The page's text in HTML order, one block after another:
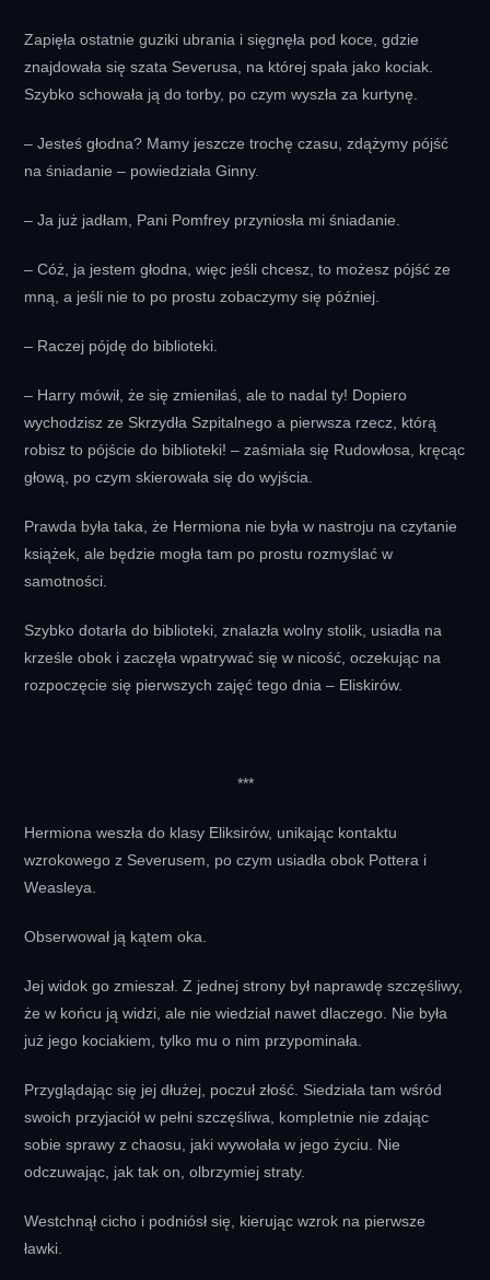
Zapięła ostatnie guziki ubrania i sięgnęła pod koce, gdzie
znajdowała się szata Severusa, na której spała jako kociak.
Szybko schowała ją do torby, po czym wyszła za kurtynę.
– Jesteś głodna? Mamy jeszcze trochę czasu, zdążymy pójść
na śniadanie – powiedziała Ginny.
– Ja już jadłam, Pani Pomfrey przyniosła mi śniadanie.
– Cóż, ja jestem głodna, więc jeśli chcesz, to możesz pójść ze
mną, a jeśli nie to po prostu zobaczymy się później.
– Raczej pójdę do biblioteki.
– Harry mówił, że się zmieniłaś, ale to nadal ty! Dopiero
wychodzisz ze Skrzydła Szpitalnego a pierwsza rzecz, którą
robisz to pójście do biblioteki! – zaśmiała się Rudowłosa, kręcąc
głową, po czym skierowała się do wyjścia.
Prawda była taka, że Hermiona nie była w nastroju na czytanie
książek, ale będzie mogła tam po prostu rozmyślać w
samotności.
Szybko dotarła do biblioteki, znalazła wolny stolik, usiadła na
krześle obok i zaczęła wpatrywać się w nicość, oczekując na
rozpoczęcie się pierwszych zajęć tego dnia – Eliskirów.
***
Hermiona weszła do klasy Eliksirów, unikając kontaktu
wzrokowego z Severusem, po czym usiadła obok Pottera i
Weasleya.
Obserwował ją kątem oka.
Jej widok go zmieszał. Z jednej strony był naprawdę szczęśliwy,
że w końcu ją widzi, ale nie wiedział nawet dlaczego. Nie była
już jego kociakiem, tylko mu o nim przypominała.
Przyglądając się jej dłużej, poczuł złość. Siedziała tam wśród
swoich przyjaciół w pełni szczęśliwa, kompletnie nie zdając
sobie sprawy z chaosu, jaki wywołała w jego życiu. Nie
odczuwając, jak tak on, olbrzymiej straty.
Westchnął cicho i podniósł się, kierując wzrok na pierwsze
ławki.